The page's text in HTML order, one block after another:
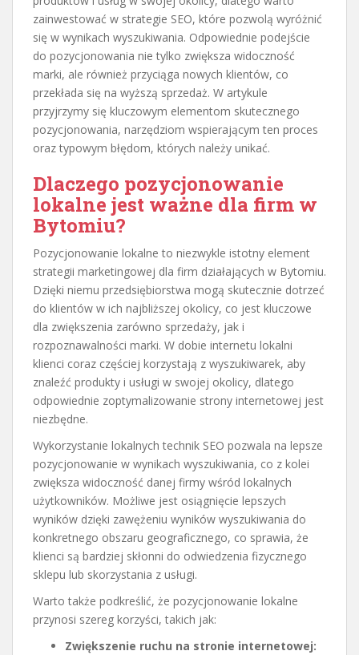
zainwestować w strategie SEO, które pozwolą wyróżnić
się w wynikach wyszukiwania. Odpowiednie podejście
do pozycjonowania nie tylko zwiększa widoczność
marki, ale również przyciąga nowych klientów, co
przekłada się na wyższą sprzedaż. W artykule
przyjrzymy się kluczowym elementom skutecznego
pozycjonowania, narzędziom wspierającym ten proces
oraz typowym błędom, których należy unikać.
Dlaczego pozycjonowanie
lokalne jest ważne dla firm w
Bytomiu?
Pozycjonowanie lokalne to niezwykle istotny element
strategii marketingowej dla firm działających w Bytomiu.
Dzięki niemu przedsiębiorstwa mogą skutecznie dotrzeć
do klientów w ich najbliższej okolicy, co jest kluczowe
dla zwiększenia zarówno sprzedaży, jak i
rozpoznawalności marki. W dobie internetu lokalni
klienci coraz częściej korzystają z wyszukiwarek, aby
znaleźć produkty i usługi w swojej okolicy, dlatego
odpowiednie zoptymalizowanie strony internetowej jest
niezbędne.
Wykorzystanie lokalnych technik SEO pozwala na lepsze
pozycjonowanie w wynikach wyszukiwania, co z kolei
zwiększa widoczność danej firmy wśród lokalnych
użytkowników. Możliwe jest osiągnięcie lepszych
wyników dzięki zawężeniu wyników wyszukiwania do
konkretnego obszaru geograficznego, co sprawia, że
klienci są bardziej skłonni do odwiedzenia fizycznego
sklepu lub skorzystania z usługi.
Warto także podkreślić, że pozycjonowanie lokalne
przynosi szereg korzyści, takich jak:
Zwiększenie ruchu na stronie internetowej: